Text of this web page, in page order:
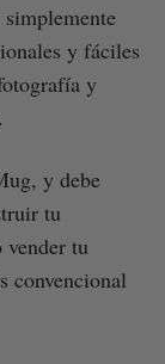
y fáciles
y
y debe
tu
tu
convencional